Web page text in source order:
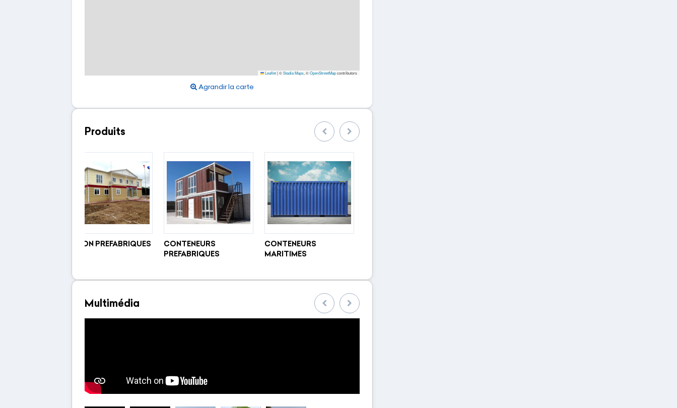
Leaflet |©Stadia Maps , ©OpenStreetMapcontributors
Agrandir la carte
Produits PrécedentSuivant
MAISON PREFABRIQUES
CONTENEURS
PREFABRIQUES
CONTENEURS
MARITIMES
Multimédia PrécedentSuivant